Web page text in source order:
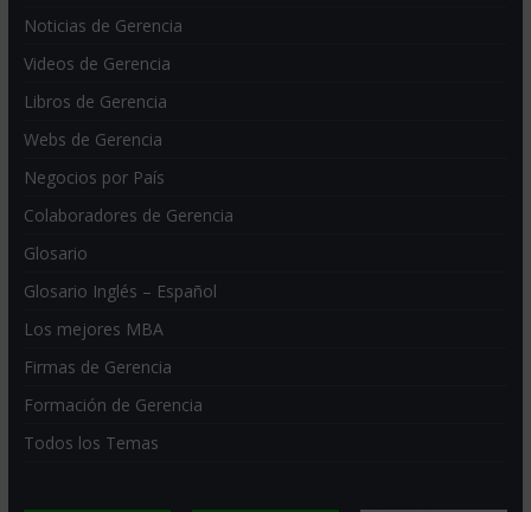
Noticias de Gerencia
Videos de Gerencia
Libros de Gerencia
Webs de Gerencia
Negocios por País
Colaboradores de Gerencia
Glosario
Glosario Inglés – Español
Los mejores MBA
Firmas de Gerencia
Formación de Gerencia
Todos los Temas